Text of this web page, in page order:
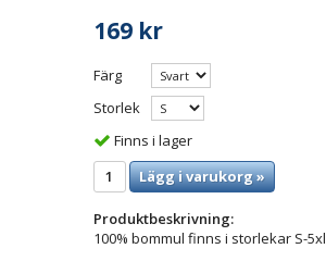
169 kr
Färg
Storlek
Finns i lager
Lägg i varukorg »
Produktbeskrivning:
100% bommul finns i storlekar S-5xl